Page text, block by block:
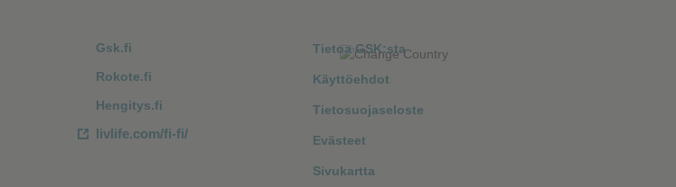
Gsk.fi
Rokote.fi
Hengitys.fi
livlife.com/fi-fi/
Tietoa GSK:sta
Käyttöehdot
Tietosuojaseloste
Evästeet
Sivukartta